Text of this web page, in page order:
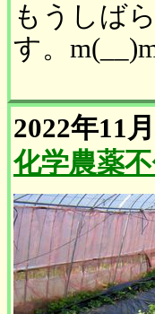
もうしば
す。
2022年11
化学農薬